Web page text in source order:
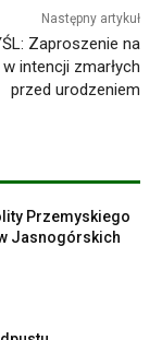
Następny artykuł
Zaproszenie na
intencji zmarłych
przed urodzeniem
Przemyskiego
Jasnogórskich